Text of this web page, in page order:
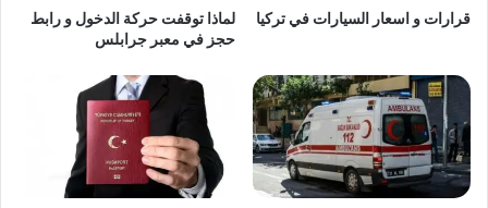
قرارات و اسعار السيارات في تركيا
لماذا توقفت حركة الدخول و رابط
حجز في معبر جرابلس